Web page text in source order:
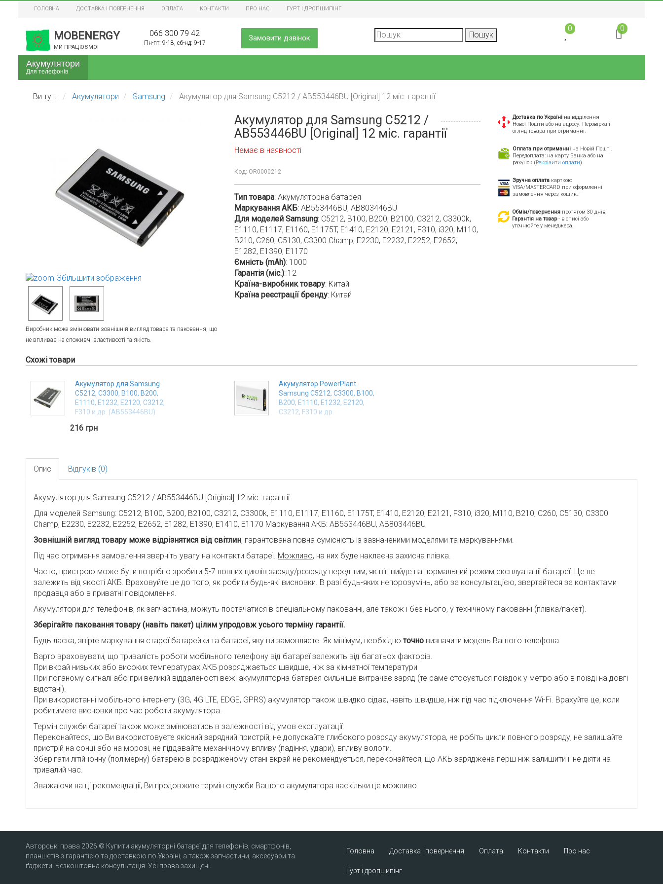
ГОЛОВНА ДОСТАВКА І ПОВЕРНЕННЯ ОПЛАТА КОНТАКТИ ПРО НАС ГУРТ І ДРОПШИПІНГ
MOBENERGY
МИ ПРАЦЮЄМО!
066 300 79 42
Пн-пт: 9-18, сб-нд: 9-17
Замовити дзвінок
0
0
Акумулятори
Для телефонів
Samsung
Sony (Ericsson, Xperia)
Tecno
Інші бренди
Універсальні
Ви тут: Акумулятори Samsung Акумулятор для Samsung C5212 / AB553446BU [Original] 12 міс. гарантії
Збільшити зображення
Виробник може змінювати зовнішній вигляд товара та паковання, що
не впливає на споживчі властивості та якість.
Акумулятор для Samsung C5212 /
AB553446BU [Original] 12 міс. гарантії
Немає в наявності
Код: OR0000212
Тип товара:Акумуляторна батарея
Маркування АКБ:AB553446BU, AB803446BU
Для моделей Samsung: C5212, B100, B200, B2100, C3212, C3300k,
E1110, E1117, E1160, E1175T, E1410, E2120, E2121, F310, i320, M110,
B210, C260, C5130, C3300 Champ, E2230, E2232, E2252, E2652,
E1282, E1390, E1170
Ємність (mAh): 1000
Гарантія (міс.): 12
Країна-виробник товару: Китай
Країна реєстрації бренду: Китай
Доставка по Україні на відділення
Нової Пошти або на адресу. Перовірка і
огляд товара при отриманні.
Оплата при отриманні на Новій Пошті.
Передоплата: на карту Банка або на
рахунок (Реквізити оплати).
Зручна оплата карткою
VISA/MASTERCARD при оформленні
замовлення через кошик.
Обмін/повернення протягом 30 днів.
Гарантія на товар- в описі або
уточнюйте у менеджера.
Схожі товари
Акумулятор для Samsung
C5212, C3300, B100, B200,
E1110, E1232, E2120, C3212,
F310 и др. (AB553446BU)
216 грн
Акумулятор PowerPlant
Samsung C5212, C3300, B100,
B200, E1110, E1232, E2120,
C3212, F310 и др.
Опис Відгуків (0)
Акумулятор для Samsung C5212 / AB553446BU [Original] 12 міс. гарантії
Для моделей Samsung: C5212, B100, B200, B2100, C3212, C3300k, E1110, E1117, E1160, E1175T, E1410, E2120, E2121, F310, i320, M110, B210, C260, C5130, C3300
Champ, E2230, E2232, E2252, E2652, E1282, E1390, E1410, E1170 Маркування АКБ: AB553446BU, AB803446BU
Зовнішній вигляд товару може відрізнятися від світлин, гарантована повна сумісність із зазначеними моделями та маркуваннями.
Під час отримання замовлення зверніть увагу на контакти батареї. Можливо, на них буде наклеєна захисна плівка.
Часто, пристрою може бути потрібно зробити 5-7 повних циклів заряду/розряду перед тим, як він вийде на нормальний режим експлуатації батареї. Це не
залежить від якості АКБ. Враховуйте це до того, як робити будь-які висновки. В разі будь-яких непорозумінь, або за консультацією, звертайтеся за контактами
продавця або в приватні повідомлення.
Акумулятори для телефонів, як запчастина, можуть постачатися в спеціальному пакованні, але також і без нього, у технічному пакованні (плівка/пакет).
Зберігайте паковання товару (навіть пакет) цілим упродовж усього терміну гарантії.
Будь ласка, звірте маркування старої батарейки та батареї, яку ви замовляєте. Як мінімум, необхідно точно визначити модель Вашого телефона.
Варто враховувати, що тривалість роботи мобільного телефону від батареї залежить від багатьох факторів.
При вкрай низьких або високих температурах АКБ розряджається швидше, ніж за кімнатної температури
При поганому сигналі або при великій віддаленості вежі акумуляторна батарея сильніше витрачає заряд (те саме стосується поїздок у метро або в поїзді на довгі
відстані).
При використанні мобільного інтернету (3G, 4G LTE, EDGE, GPRS) акумулятор також швидко сідає, навіть швидше, ніж під час підключення Wi-Fi. Врахуйте це, коли
робитимете висновки про час роботи акумулятора.
Термін служби батареї також може змінюватись в залежності від умов експлуатації:
Переконайтеся, що Ви використовуєте якісний зарядний пристрій, не допускайте глибокого розряду акумулятора, не робіть цикли повного розряду, не залишайте
пристрій на сонці або на морозі, не піддавайте механічному впливу (падіння, удари), впливу вологи.
Зберігати літій-іонну (полімерну) батарею в розрядженому стані вкрай не рекомендується, переконайтеся, що АКБ заряджена перш ніж залишити її не діяти на
тривалий час.
Зважаючи на ці рекомендації, Ви продовжите термін служби Вашого акумулятора наскільки це можливо.
Авторські права 2026 © Купити акумуляторні батареї для телефонів, смартфонів,
планшетів з гарантією та доставкою по Україні, а також запчастини, аксесуари та
ґаджети. Безкоштовна консультація. Усі права захищені.
Головна Доставка і повернення Оплата Контакти Про нас
Гурт і дропшипінг